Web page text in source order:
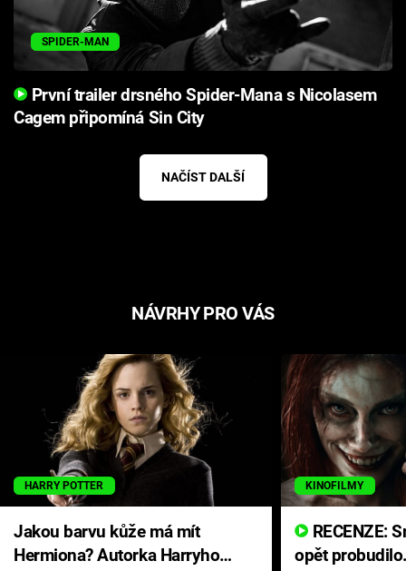
SPIDER-MAN
První trailer drsného Spider-Mana s Nicolasem
Cagem připomíná Sin City
NAČÍST DALŠÍ
NÁVRHY PRO VÁS
HARRY POTTER
Jakou barvu kůže má mít
Hermiona? Autorka Harryho
KINOFILMY
opět